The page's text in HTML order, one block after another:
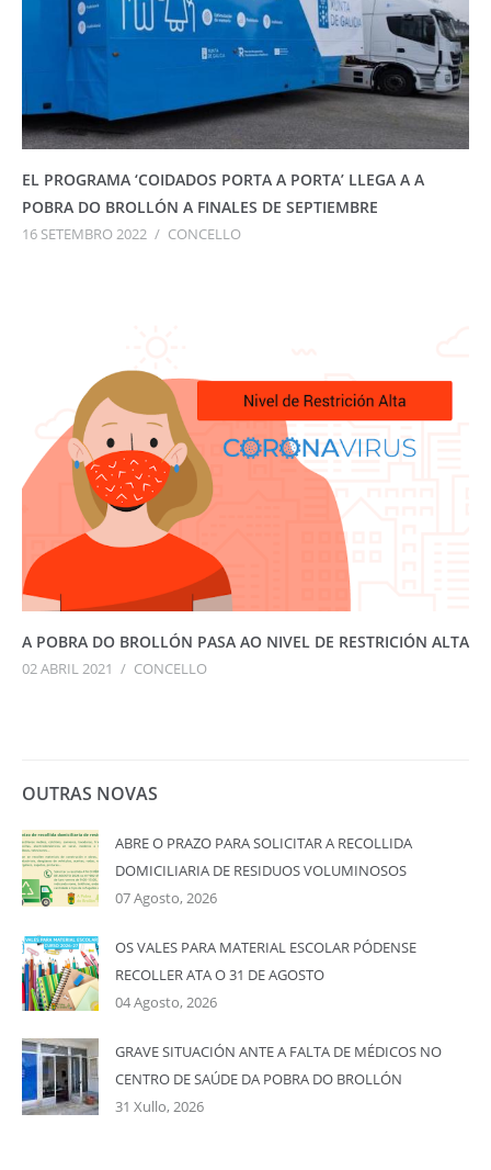
EL PROGRAMA ‘COIDADOS PORTA A PORTA’ LLEGA A A
POBRA DO BROLLÓN A FINALES DE SEPTIEMBRE
16 SETEMBRO 2022 / CONCELLO
A POBRA DO BROLLÓN PASA AO NIVEL DE RESTRICIÓN ALTA
02 ABRIL 2021 / CONCELLO
OUTRAS NOVAS
ABRE O PRAZO PARA SOLICITAR A RECOLLIDA
DOMICILIARIA DE RESIDUOS VOLUMINOSOS
07 Agosto, 2026
OS VALES PARA MATERIAL ESCOLAR PÓDENSE
RECOLLER ATA O 31 DE AGOSTO
04 Agosto, 2026
GRAVE SITUACIÓN ANTE A FALTA DE MÉDICOS NO
CENTRO DE SAÚDE DA POBRA DO BROLLÓN
31 Xullo, 2026